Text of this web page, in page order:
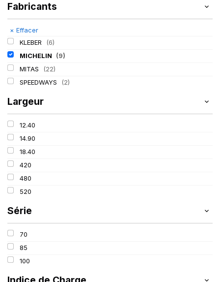
Fabricants
× Effacer
KLEBER
(6)
MICHELIN
(9)
MITAS
(22)
SPEEDWAYS
(2)
Largeur
12.40
14.90
18.40
420
480
520
Série
70
85
100